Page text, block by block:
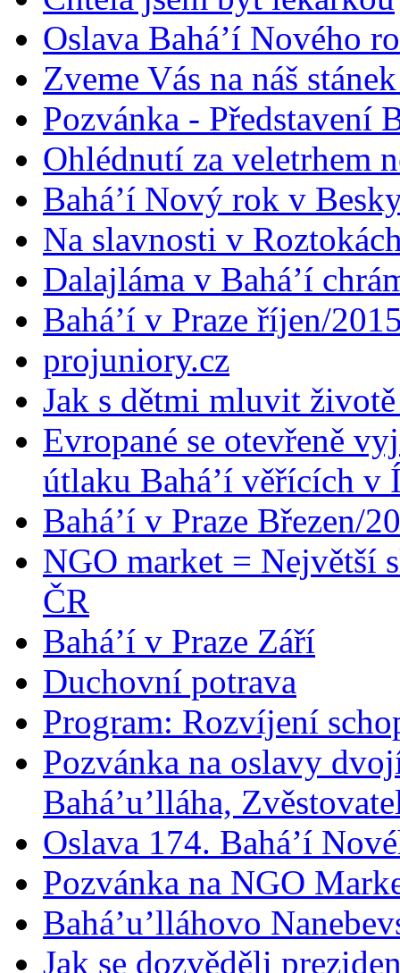
Oslava Bahá’í Nového
Zveme Vás na náš
Pozvánka - Představení
Ohlédnutí za veletrhem
Bahá’í Nový rok v
Na slavnosti v
Dalajláma v Bahá’í
Bahá’í v Praze říjen/
projuniory.cz
Jak s dětmi mluvit
Evropané se otevřeně
útlaku Bahá’í věřících v
Bahá’í v Praze Březen/
NGO market = Největší
ČR
Bahá’í v Praze Září
Duchovní potrava
Program: Rozvíjení
Pozvánka na oslavy
Bahá’u’lláha,
Oslava 174. Bahá’í
Pozvánka na NGO
Bahá’u’lláhovo
Jak se dozvěděli